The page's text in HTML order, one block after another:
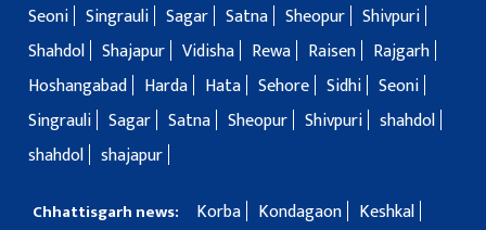
Seoni Singrauli Sagar Satna Sheopur Shivpuri
Shahdol Shajapur Vidisha Rewa Raisen
Rajgarh
Hoshangabad
Harda Hata Sehore Sidhi Seoni
Singrauli Sagar Satna Sheopur Shivpuri shahdol
shahdol shajapur
Chhattisgarh news: Korba Kondagaon
Keshkal